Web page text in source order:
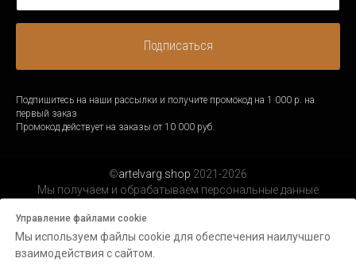
Подписаться
Подпишитесь на наши рассылки и получите промокод на 1 000 р. на
первый заказ
Промокод действует на заказы от 10 000 руб.
©artelvarg.shop 2021-2026
Мы получаем и обрабатываем персональные данные
Управление файлами cookie
Мы используем файлы cookie для обеспечения наилучшего
взаимодействия с сайтом.